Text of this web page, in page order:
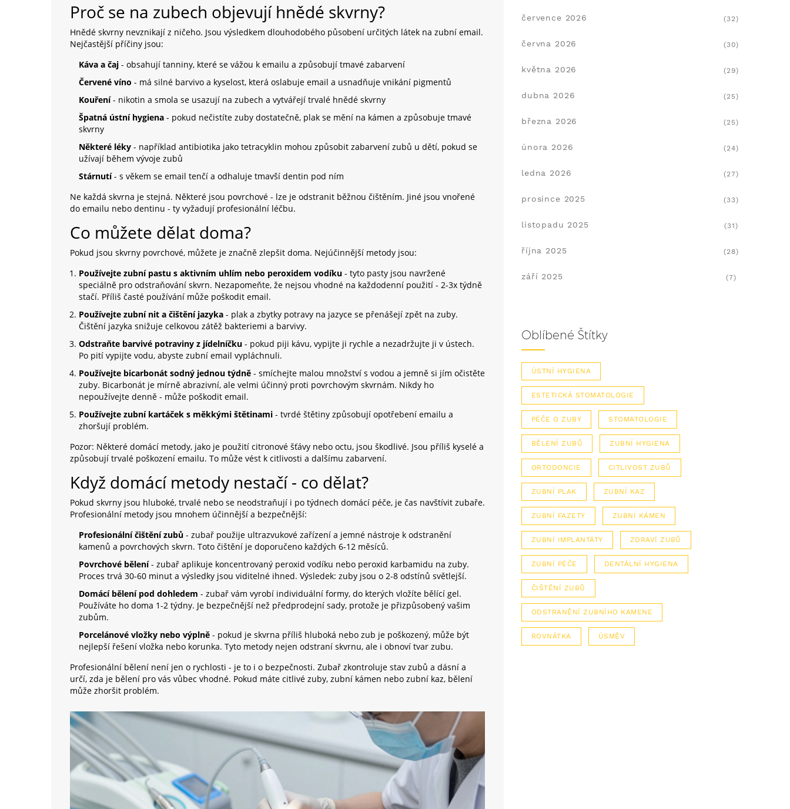
Proč se na zubech objevují hnědé skvrny?
Hnědé skvrny nevznikají z ničeho. Jsou výsledkem dlouhodobého působení určitých látek na zubní email.
Nejčastější příčiny jsou:
Káva a čaj - obsahují tanniny, které se vážou k emailu a způsobují tmavé zabarvení
Červené víno - má silné barvivo a kyselost, která oslabuje email a usnadňuje vnikání pigmentů
Kouření- nikotin a smola se usazují na zubech a vytvářejí trvalé hnědé skvrny
Špatná ústní hygiena - pokud nečistíte zuby dostatečně, plak se mění na kámen a způsobuje tmavé
skvrny
Některé léky - například antibiotika jako tetracyklin mohou způsobit zabarvení zubů u dětí, pokud se
užívají během vývoje zubů
Stárnutí- s věkem se email tenčí a odhaluje tmavší dentin pod ním
Ne každá skvrna je stejná. Některé jsou povrchové - lze je odstranit běžnou čištěním. Jiné jsou vnořené
do emailu nebo dentinu - ty vyžadují profesionální léčbu.
Co můžete dělat doma?
Pokud jsou skvrny povrchové, můžete je značně zlepšit doma. Nejúčinnější metody jsou:
Používejte zubní pastu s aktivním uhlím nebo peroxidem vodíku - tyto pasty jsou navržené
speciálně pro odstraňování skvrn. Nezapomeňte, že nejsou vhodné na každodenní použití - 2-3x týdně
stačí. Příliš časté používání může poškodit email.
Používejte zubní nit a čištění jazyka - plak a zbytky potravy na jazyce se přenášejí zpět na zuby.
Čištění jazyka snižuje celkovou zátěž bakteriemi a barvivy.
Odstraňte barvivé potraviny z jídelníčku - pokud piji kávu, vypijte ji rychle a nezadržujte ji v ústech.
Po pití vypijte vodu, abyste zubní email vypláchnuli.
Používejte bicarbonát sodný jednou týdně - smíchejte malou množství s vodou a jemně si jím očistěte
zuby. Bicarbonát je mírně abrazivní, ale velmi účinný proti povrchovým skvrnám. Nikdy ho
nepoužívejte denně - může poškodit email.
Používejte zubní kartáček s měkkými štětinami - tvrdé štětiny způsobují opotřebení emailu a
zhoršují problém.
Pozor: Některé domácí metody, jako je použití citronové šťávy nebo octu, jsou škodlivé. Jsou příliš kyselé a
způsobují trvalé poškození emailu. To může vést k citlivosti a dalšímu zabarvení.
Když domácí metody nestačí - co dělat?
Pokud skvrny jsou hluboké, trvalé nebo se neodstraňují i po týdnech domácí péče, je čas navštívit zubaře.
Profesionální metody jsou mnohem účinnější a bezpečnější:
Profesionální čištění zubů - zubař použije ultrazvukové zařízení a jemné nástroje k odstranění
kamenů a povrchových skvrn. Toto čištění je doporučeno každých 6-12 měsíců.
Povrchové bělení- zubař aplikuje koncentrovaný peroxid vodíku nebo peroxid karbamidu na zuby.
Proces trvá 30-60 minut a výsledky jsou viditelné ihned. Výsledek: zuby jsou o 2-8 odstínů světlejší.
Domácí bělení pod dohledem - zubař vám vyrobí individuální formy, do kterých vložíte bělící gel.
Používáte ho doma 1-2 týdny. Je bezpečnější než předprodejní sady, protože je přizpůsobený vašim
zubům.
Porcelánové vložky nebo výplně - pokud je skvrna příliš hluboká nebo zub je poškozený, může být
nejlepší řešení vložka nebo korunka. Tyto metody nejen odstraní skvrnu, ale i obnoví tvar zubu.
Profesionální bělení není jen o rychlosti - je to i o bezpečnosti. Zubař zkontroluje stav zubů a dásní a
určí, zda je bělení pro vás vůbec vhodné. Pokud máte citlivé zuby, zubní kámen nebo zubní kaz, bělení
může zhoršit problém.
července 2026 (32)
června 2026 (30)
května 2026 (29)
dubna 2026 (25)
března 2026 (25)
února 2026 (24)
ledna 2026 (27)
prosince 2025 (33)
listopadu 2025 (31)
října 2025 (28)
září 2025 (7)
Oblíbené Štítky
ÚSTNÍ HYGIENA
ESTETICKÁ STOMATOLOGIE
PÉČE O ZUBY STOMATOLOGIE
BĚLENÍ ZUBŮ ZUBNÍ HYGIENA
ORTODONCIE CITLIVOST ZUBŮ
ZUBNÍ PLAK ZUBNÍ KAZ
ZUBNÍ FAZETY ZUBNÍ KÁMEN
ZUBNÍ IMPLANTÁTY ZDRAVÍ ZUBŮ
ZUBNÍ PÉČE DENTÁLNÍ HYGIENA
ČIŠTĚNÍ ZUBŮ
ODSTRANĚNÍ ZUBNÍHO KAMENE
ROVNÁTKA ÚSMĚV